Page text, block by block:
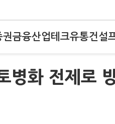
권금융산업테크유통건설
병화 전제로